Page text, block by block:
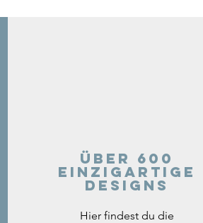
Über 600
einzigartige
Designs
Hier findest du die